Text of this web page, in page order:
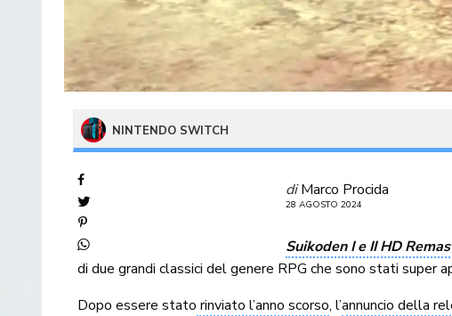
NINTENDO SWITCH
di Marco Procida
28 AGOSTO 2024
Suikoden I e II HD
di due grandi classici del genere RPG che sono stati super
Dopo essere stato rinviato l’anno scorso, l’annuncio della